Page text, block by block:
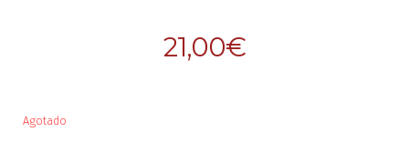
21,00€
Agotado